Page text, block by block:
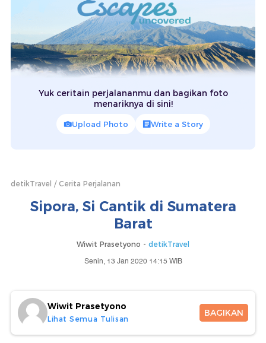
Yuk ceritain perjalananmu dan bagikan foto
menariknya di sini!
Upload Photo Write a Story
detikTravel Cerita Perjalanan
Sipora, Si Cantik di Sumatera
Barat
Wiwit Prasetyono - detikTravel
Senin, 13 Jan 2020 14:15 WIB
Wiwit Prasetyono
Lihat Semua Tulisan
BAGIKAN